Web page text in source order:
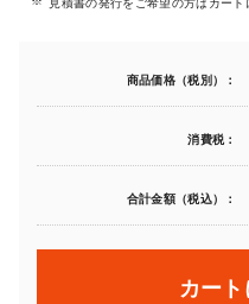
見積書の発行をご希望の方はカー
商品価格（税別）：
消費税：
合計金額（税込）：
カー